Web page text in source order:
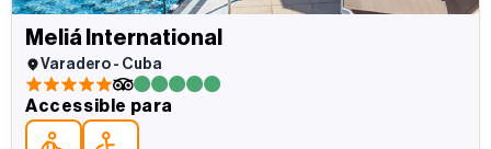
Meliá International
Varadero - Cuba
5 estrellas 5 estrellas
Accessible para